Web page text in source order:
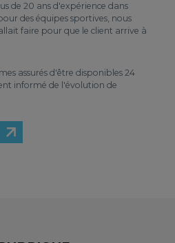
de 20 ans d'expérience dans
des équipes sportives, nous
faire pour que le client arrive à
assurés d'être disponibles 24
informé de l'évolution de